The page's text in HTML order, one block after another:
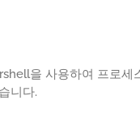
을 사용하여 프로세
니다.